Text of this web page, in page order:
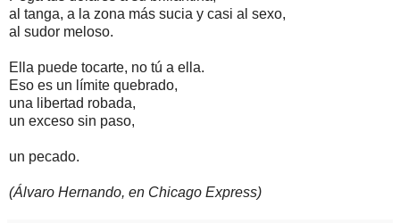
al tanga, a la zona más sucia y casi al sexo,
al sudor meloso.
Ella puede tocarte, no tú a ella.
Eso es un límite quebrado,
una libertad robada,
un exceso sin paso,
un pecado.
(Álvaro Hernando, en Chicago Express)